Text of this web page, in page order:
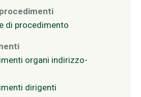
di procedimento
organi indirizzo-
dirigenti